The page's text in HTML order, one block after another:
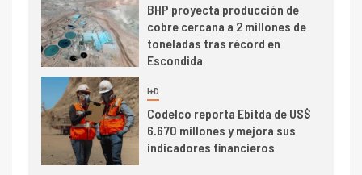
BHP proyecta producción de
cobre cercana a 2 millones de
toneladas tras récord en
Escondida
I+D
Codelco reporta Ebitda de US$
6.670 millones y mejora sus
indicadores financieros